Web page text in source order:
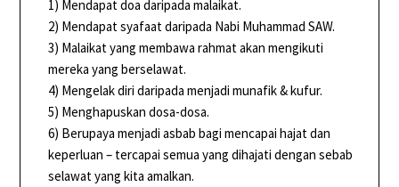
1) Mendapat doa daripada malaikat.
2) Mendapat syafaat daripada Nabi Muhammad SAW.
3) Malaikat yang membawa rahmat akan mengikuti
mereka yang berselawat.
4) Mengelak diri daripada menjadi munafik & kufur.
5) Menghapuskan dosa-dosa.
6) Berupaya menjadi asbab bagi mencapai hajat dan
keperluan – tercapai semua yang dihajati dengan sebab
selawat yang kita amalkan.